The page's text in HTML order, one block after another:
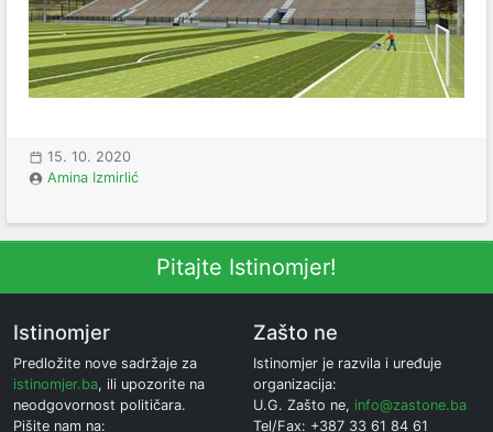
15. 10. 2020
Amina Izmirlić
Pitajte Istinomjer!
Istinomjer
Predložite nove sadržaje za
istinomjer.ba, ili upozorite na
neodgovornost političara.
Pišite nam na:
Zašto ne
Istinomjer je razvila i uređuje
organizacija:
U.G. Zašto ne, info@zastone.ba
Tel/Fax: +387 33 61 84 61